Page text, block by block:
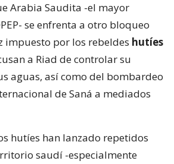
Arabia Saudita -el mayor
se enfrenta a otro bloqueo
impuesto por los rebeldes hutíes
a Riad de controlar su
aguas, así como del bombardeo
de Saná a mediados
hutíes han lanzado repetidos
saudí -especialmente